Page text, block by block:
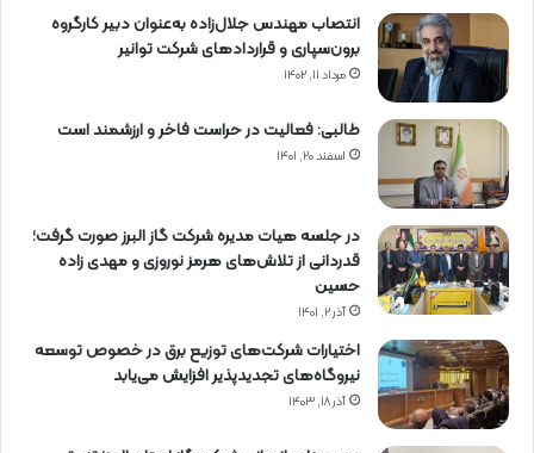
انتصاب مهندس جلال‌زاده به‌عنوان دبیر كارگروه
برون‌سپاری و قراردادهای شركت توانیر
مرداد ۱۱, ۱۴۰۲
طالبی: فعالیت در حراست فاخر و ارزشمند است
اسفند ۲۰, ۱۴۰۱
در جلسه هیات مدیره شرکت گاز البرز صورت گرفت؛
قدردانی از تلاش‌های هرمز نوروزی و مهدی زاده
حسین
آذر ۲, ۱۴۰۱
اختیارات شرکت‌های توزیع برق در خصوص توسعه
نیروگاه‌های تجدیدپذیر افزایش می‌یابد
آذر ۱۸, ۱۴۰۳